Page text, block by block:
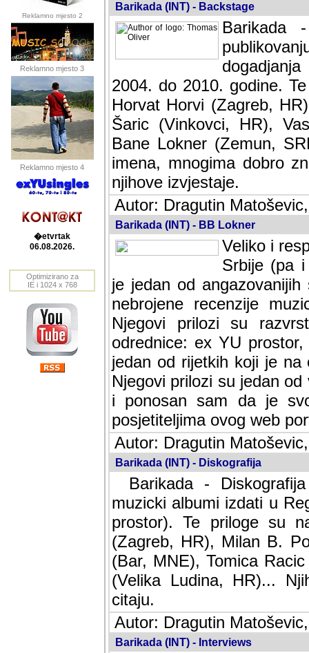
Reklamno mjesto 2
Reklamno mjesto 3
Reklamno mjesto 4
�etvrtak
06.08.2026.
Optimizirano za
IE i 1024 x 768
Barikada (INT) - Backstage
Barikada
2004. do 2010. godine.
Horvat Horvi (Zagreb,
Šaric (Vinkovci, HR),
Bane Lokner (Zemun,
imena, mnogima dobro
njihove izvjestaje.
Autor: Dragutin
Barikada (INT) - BB Lokner
Veliko i
Srbije (pa i
jedan od angazovanijih
nebrojene recenzije
Njegovi prilozi su
odrednice: ex YU
jedan od rijetkih koji je
Njegovi prilozi su jedan
i ponosan sam da je
posjetiteljima ovog web
Autor: Dragutin
Barikada (INT) - Diskografija
Barikada -
muzicki albumi izdati u
prostor). Te priloge su
(Zagreb, HR), Milan B.
(Bar, MNE), Tomica
(Velika Ludina, HR)...
citaju.
Autor: Dragutin
Barikada (INT) - Interviews